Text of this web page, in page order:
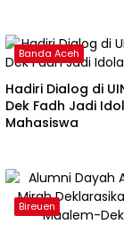
Banda Aceh
Hadiri Dialog di
Dek Fadh Jadi
Mahasiswa
Bireuen